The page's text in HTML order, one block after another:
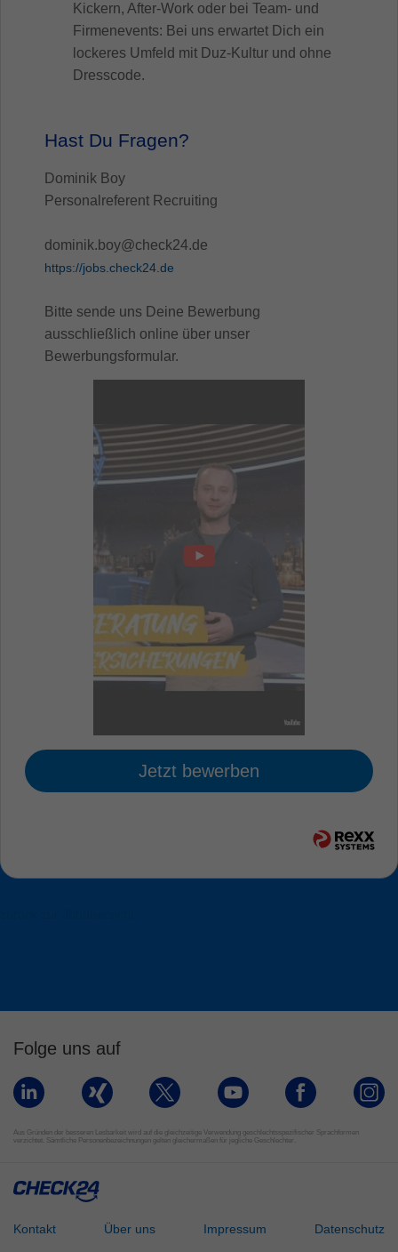
Kickern, After-Work oder bei Team- und
Firmenevents: Bei uns erwartet Dich ein
lockeres Umfeld mit Duz-Kultur und ohne
Dresscode.
Hast Du Fragen?
Dominik Boy
Personalreferent Recruiting
dominik.boy@check24.de
https://jobs.check24.de
Bitte sende uns Deine Bewerbung
ausschließlich online über unser
Bewerbungsformular.
Jetzt bewerben
Folge uns auf
Aus Gründen der besseren Lesbarkeit wird auf die gleichzeitige Verwendung geschlechtsspezifischer Sprachformen
verzichtet. Sämtliche Personenbezeichnungen gelten gleichermaßen für jegliche Geschlechter.
Kontakt Über uns Impressum Datenschutz